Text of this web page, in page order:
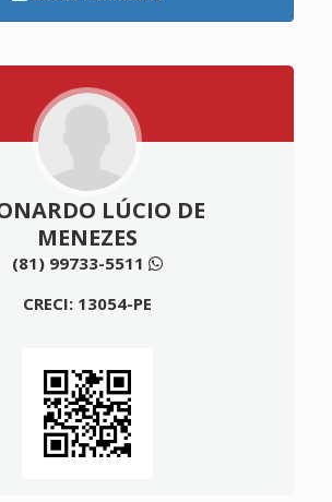
LÚCIO DE
MENEZES
(81) 99733-5511
CRECI: 13054-PE